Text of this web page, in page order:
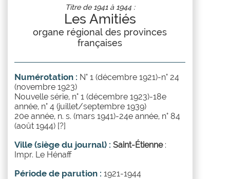
Titre de 1941 à 1944 :
Les Amitiés
organe régional des provinces
françaises
Numérotation : N° 1 (décembre 1921)-n° 24
(novembre 1923)
Nouvelle série, n° 1 (décembre 1923)-18e
année, n° 4 (juillet/septembre 1939)
20e année, n. s. (mars 1941)-24e année, n° 84
(août 1944) [?]
Ville (siège du journal) : Saint-Étienne:
Impr. Le Hénaff
Période de parution : 1921-1944